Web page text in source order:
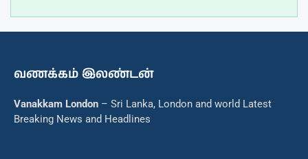
வணக்கம் இலண்டன்
Vanakkam London – Sri Lanka, London and world Latest
Breaking News and Headlines